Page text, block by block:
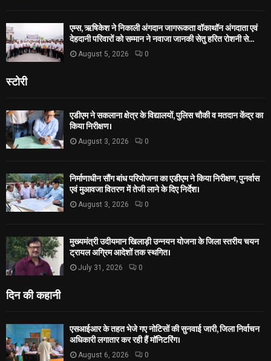
एम्स, ऋषिकेश ने निकाली अंगदान जागरूकता वॉकाथॉन अंगदाता एवं
देहदानी परिवारों को सम्मान ने नवाजा जानकी सेतु हरित रोशनी से...
August 5, 2026 0
स्टोरी
एडीएम ने सकलाना क्षेत्र के विद्यालयों, पुलिस चौकी व मतदान केंद्र का
किया निरीक्षण।
August 3, 2026 0
निर्माणाधीन सौंग बांध परियोजना का एडीएम ने किया निरीक्षण, पुनर्वास
एवं मुआवजा वितरण में तेजी लाने के दिए निर्देश।
August 3, 2026 0
मुख्यमंत्री उदीयमान खिलाड़ी उन्नयन योजना के जिला स्तरीय चयन
ट्रायल अग्रिम आदेशों तक स्थगित।
July 31, 2026 0
दिन की कहानी
एसआईआर के तहत भेजे गए नोटिसों की सुनवाई जारी, जिला निर्वाचन
अधिकारी लगातार कर रही हैं मॉनिटरिंग।
August 6, 2026 0